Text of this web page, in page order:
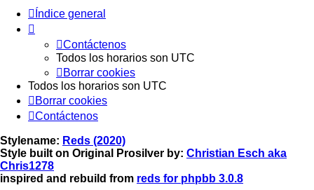
Índice general
Contáctenos
Todos los horarios son UTC
Borrar cookies
Todos los horarios son UTC
Borrar cookies
Contáctenos
Stylename: Reds (2020)
Style built on Original Prosilver by: Christian Esch aka
Chris1278
inspired and rebuild from reds for phpbb 3.0.8